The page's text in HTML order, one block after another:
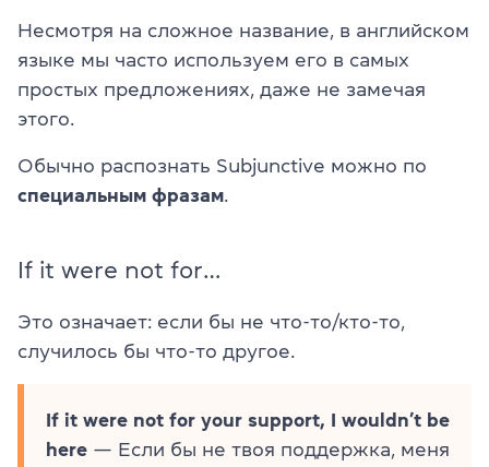
Несмотря на сложное название, в английском
языке мы часто используем его в самых
простых предложениях, даже не замечая
этого.
Обычно распознать Subjunctive можно по
специальным фразам.
If it were not for…
Это означает: если бы не что-то/кто-то,
случилось бы что-то другое.
If it were not for your support, I wouldn’t be
here — Если бы не твоя поддержка, меня